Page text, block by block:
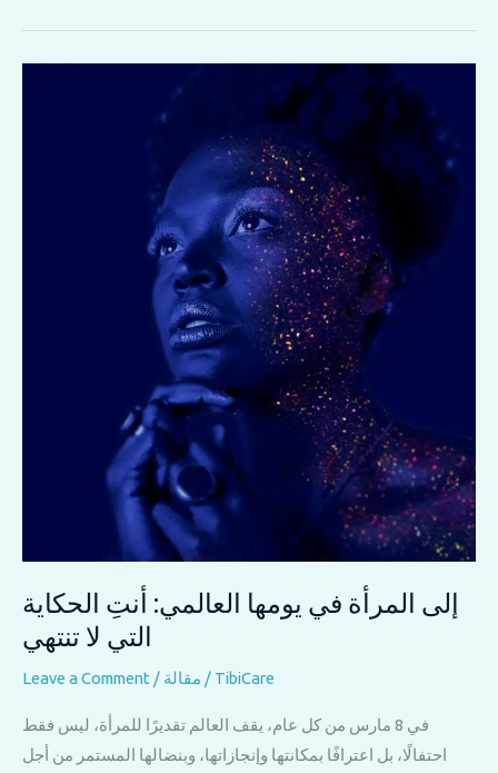
التوحد
إلى المرأة في يومها العالمي: أنتِ الحكاية
التي لا تنتهي
Leave a Comment / مقالة / TibiCare
في 8 مارس من كل عام، يقف العالم تقديرًا للمرأة، ليس فقط
احتفالًا، بل اعترافًا بمكانتها وإنجازاتها، وبنضالها المستمر من أجل